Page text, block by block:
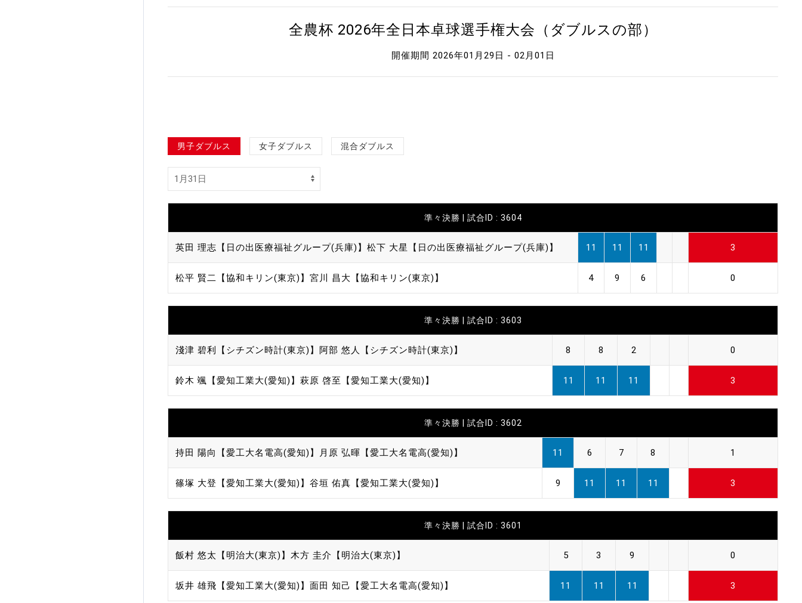
販売品一覧
全農杯 2026年全日本卓球選手権大会（ダブルスの部）
開催期間 2026年01月29日 - 02月01日
男子ダブルス 女子ダブルス 混合ダブルス
準々決勝 | 試合ID : 3604
英田 理志【日の出医療福祉グループ(兵庫)】 松下 大星【日の出医療福祉グループ(兵庫)】 11 11 11 3
松平 賢二【協和キリン(東京)】 宮川 昌大【協和キリン(東京)】 4 9 6 0
準々決勝 | 試合ID : 3603
淺津 碧利【シチズン時計(東京)】 阿部 悠人【シチズン時計(東京)】 8 8 2 0
鈴木 颯【愛知工業大(愛知)】 萩原 啓至【愛知工業大(愛知)】 11 11 11 3
準々決勝 | 試合ID : 3602
持田 陽向【愛工大名電高(愛知)】 月原 弘暉【愛工大名電高(愛知)】 11 6 7 8 1
篠塚 大登【愛知工業大(愛知)】 谷垣 佑真【愛知工業大(愛知)】 9 11 11 11 3
準々決勝 | 試合ID : 3601
飯村 悠太【明治大(東京)】 木方 圭介【明治大(東京)】 5 3 9 0
坂井 雄飛【愛知工業大(愛知)】 面田 知己【愛工大名電高(愛知)】 11 11 11 3